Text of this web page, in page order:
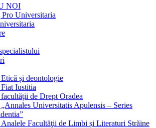
NOI
Pro Universitaria
și deontologie
Iustitia
de Drept Oradea
Universitatis Apulensis – Series
Facultăţii de Limbi și Literaturi Străine